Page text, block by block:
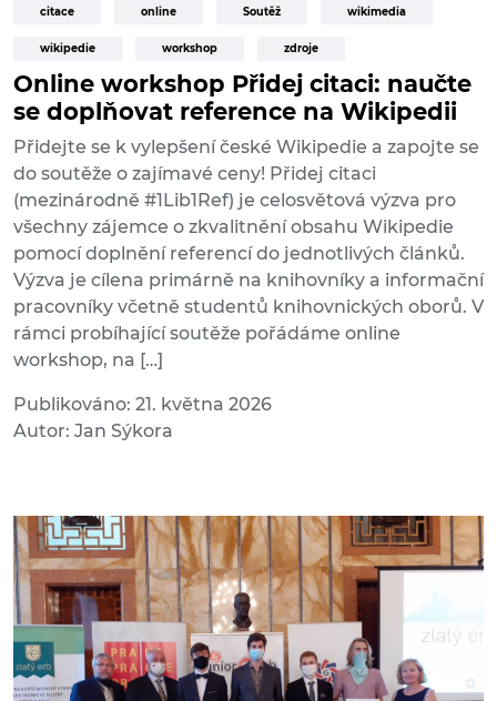
citace online Soutěž wikimedia
wikipedie workshop zdroje
Online workshop Přidej citaci: naučte
se doplňovat reference na Wikipedii
Přidejte se k vylepšení české Wikipedie a zapojte se
do soutěže o zajímavé ceny! Přidej citaci
(mezinárodně #1Lib1Ref) je celosvětová výzva pro
všechny zájemce o zkvalitnění obsahu Wikipedie
pomocí doplnění referencí do jednotlivých článků.
Výzva je cílena primárně na knihovníky a informační
pracovníky včetně studentů knihovnických oborů. V
rámci probíhající soutěže pořádáme online
workshop, na […]
Publikováno: 21. května 2026
Autor: Jan Sýkora